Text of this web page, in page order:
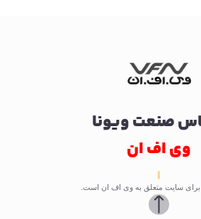
صنعت ویونا
وی اف ان
برای سایت متعلق به وی اف ان است.